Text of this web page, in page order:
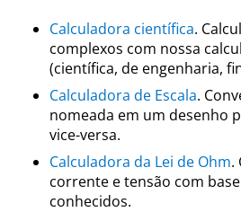
Calculadora científica.
complexos com nossa
(científica, de engenharia,
Calculadora de Escala.
nomeada em um desenho
vice-versa.
Calculadora da Lei de Ohm.
corrente e tensão com
conhecidos.